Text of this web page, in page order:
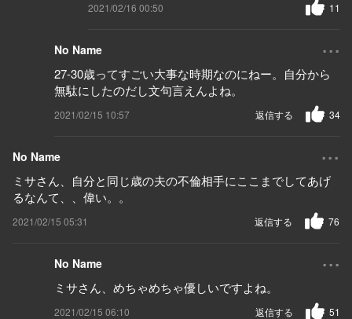
2021/02/16 00:50 11
No Name ...
27-30歳ってすごい大事な時期なのにねー。自分から
無駄にしたのだし文句言えんよね。
2021/02/15 10:57 34
返信する
No Name ...
ミサさん、自分と同じ歳の夫の不倫相手にここまでしてあげ
るなんて、、偉い。。
2021/02/15 05:31 76
返信する
No Name ...
ミサさん、めちゃめちゃ優しいですよね。
2021/02/15 06:10 51
返信する